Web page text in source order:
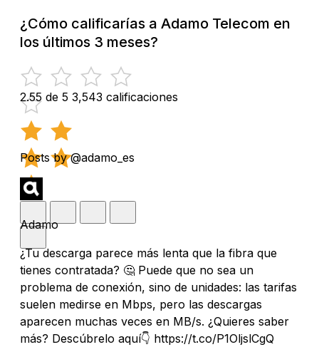
¿Cómo calificarías a Adamo Telecom en
los últimos 3 meses?
2.55 de 5 3,543 calificaciones
Posts by @adamo_es
Adamo
¿Tu descarga parece más lenta que la fibra que
tienes contratada? 🤔 Puede que no sea un
problema de conexión, sino de unidades: las tarifas
suelen medirse en Mbps, pero las descargas
aparecen muchas veces en MB/s. ¿Quieres saber
más? Descúbrelo aquí👇 https://t.co/P1OljslCgQ